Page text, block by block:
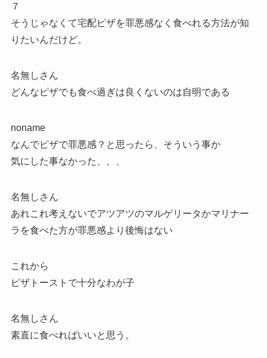
７
そうじゃなくて宅配ピザを罪悪感なく食べれる方法が知
りたいんだけど。
名無しさん
どんなピザでも食べ過ぎは良くないのは自明である
noname
なんでピザで罪悪感？と思ったら、そういう事か
気にした事なかった、、、
名無しさん
あれこれ考えないでアツアツのマルゲリータかマリナー
ラを食べた方が罪悪感より後悔はない
これから
ピザトーストで十分なわが子
名無しさん
素直に食べればいいと思う。